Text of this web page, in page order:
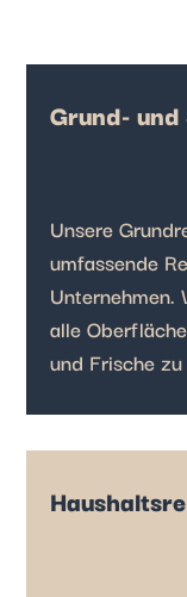
Grund-
Unsere
umfassende
Unternehmen.
alle
und Frische